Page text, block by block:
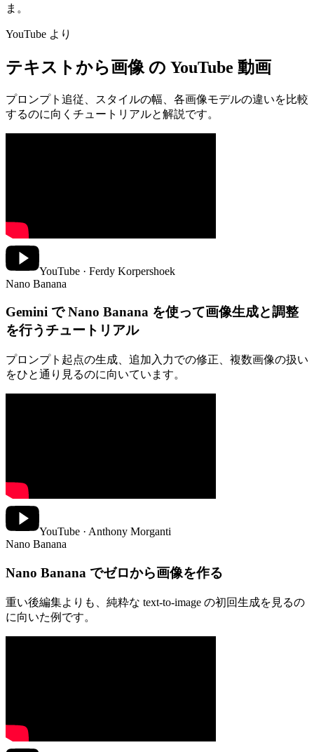
ま。
YouTube より
テキストから画像 の YouTube 動画
プロンプト追従、スタイルの幅、各画像モデルの違いを比較
するのに向くチュートリアルと解説です。
YouTube · Ferdy Korpershoek
Nano Banana
Gemini で Nano Banana を使って画像生成と調整
を行うチュートリアル
プロンプト起点の生成、追加入力での修正、複数画像の扱い
をひと通り見るのに向いています。
YouTube · Anthony Morganti
Nano Banana
Nano Banana でゼロから画像を作る
重い後編集よりも、純粋な text-to-image の初回生成を見るの
に向いた例です。